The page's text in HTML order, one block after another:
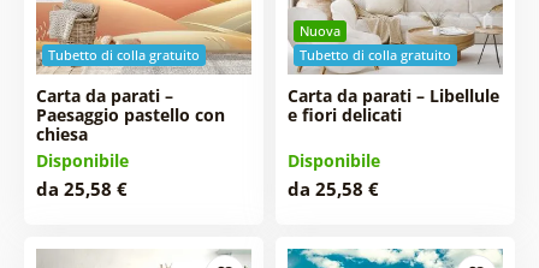
Tubetto di colla gratuito
Carta da parati –
Paesaggio pastello con
chiesa
Disponibile
da 25,58 €
Nuova
Tubetto di colla gratuito
Carta da parati – Libellule
e fiori delicati
Disponibile
da 25,58 €